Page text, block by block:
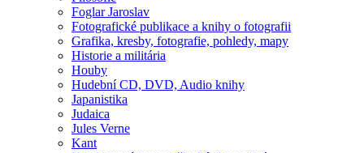
Foglar Jaroslav
Fotografické publikace a knihy o fotografii
Grafika, kresby, fotografie, pohledy, mapy
Historie a militária
Houby
Hudební CD, DVD, Audio knihy
Japanistika
Judaica
Jules Verne
Kant